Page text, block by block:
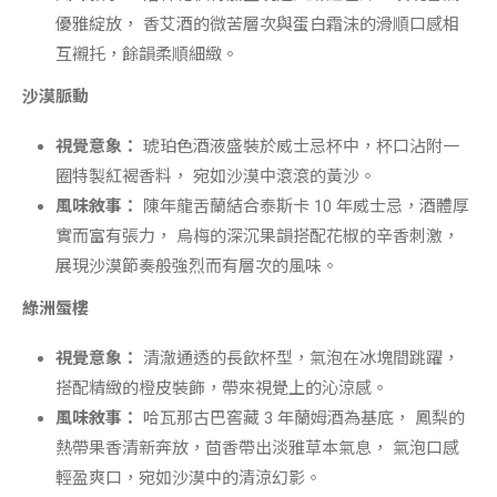
優雅綻放， 香艾酒的微苦層次與蛋白霜沫的滑順口感相
互襯托，餘韻柔順細緻。
沙漠脈動
視覺意象： 琥珀色酒液盛裝於威士忌杯中，杯口沾附一
圈特製紅褐香料， 宛如沙漠中滾滾的黃沙。
風味敘事：
陳年龍舌蘭結合泰斯卡 10 年威士忌，酒體厚
實而富有張力， 烏梅的深沉果韻搭配花椒的辛香刺激，
展現沙漠節奏般強烈而有層次的風味。
綠洲蜃樓
視覺意象： 清澈通透的長飲杯型，氣泡在冰塊間跳躍，
搭配精緻的橙皮裝飾，帶來視覺上的沁涼感。
風味敘事： 哈瓦那古巴窖藏 3 年蘭姆酒為基底， 鳳梨的
熱帶果香清新奔放，茴香帶出淡雅草本氣息， 氣泡口感
輕盈爽口，宛如沙漠中的清涼幻影。